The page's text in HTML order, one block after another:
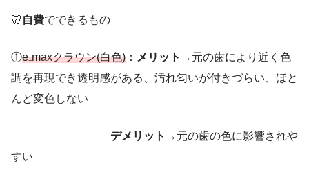
🦷 自費でできるもの
①e₋maxクラウン(白色) ： メリット →元の歯により近く色
調を再現でき透明感がある、汚れ匂いが付きづらい、ほと
んど変色しない
デメリット →元の歯の色に影響されや
すい